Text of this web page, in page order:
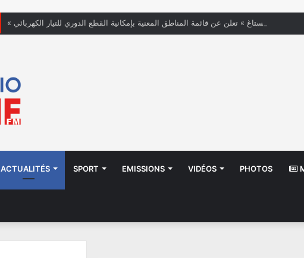
« الستاغ » تعلن عن قائمة المناطق المعنية بإمكانية القطع الدوري للتيار الكهربائي
ACTUALITÉS SPORT EMISSIONS VIDÉOS PHOTOS